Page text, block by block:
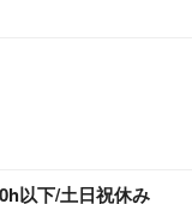
以下/土日祝休み